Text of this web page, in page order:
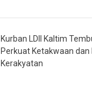
Perkuat Ketakwaan dan
Kerakyatan